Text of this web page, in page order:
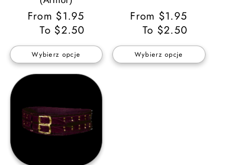
Cena
regularna
From $1.95
To $2.50
Wybierz opcje
Cena
regularna
From $1.95
To $2.50
Wybierz opcje